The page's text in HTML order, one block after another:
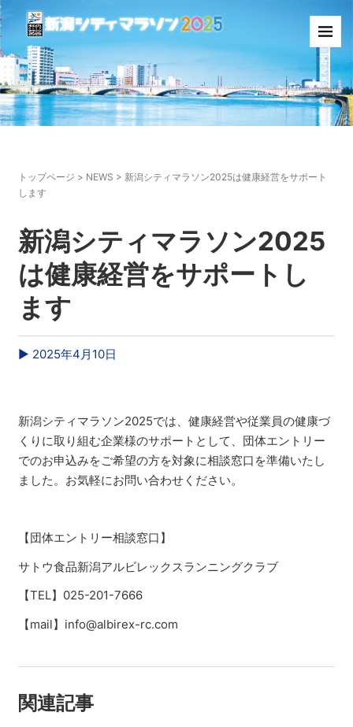
トップページ > NEWS > 新潟シティマラソン2025は健康経営をサポート
します
新潟シティマラソン2025
は健康経営をサポートし
ます
▶︎ 2025年4月10日
新潟シティマラソン2025では、健康経営や従業員の健康づ
くりに取り組む企業様のサポートとして、団体エントリー
でのお申込みをご希望の方を対象に相談窓口を準備いたし
ました。お気軽にお問い合わせください。
【団体エントリー相談窓口】
サトウ食品新潟アルビレックスランニングクラブ
【TEL】025-201-7666
【mail】info@albirex-rc.com
関連記事